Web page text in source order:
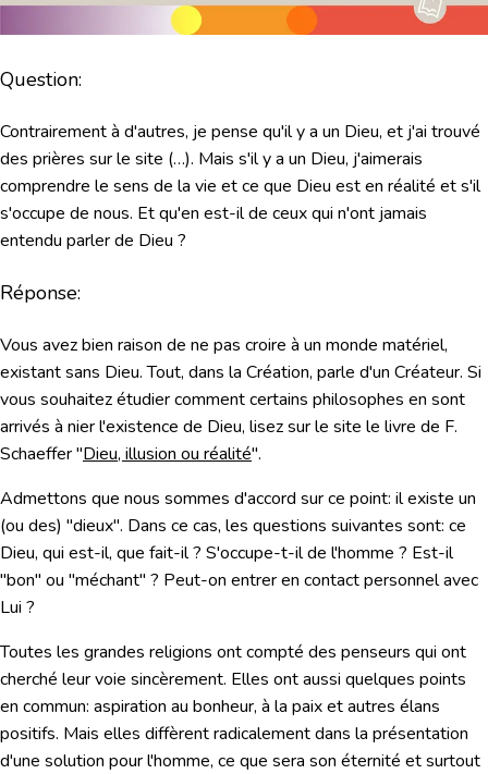
Question:
Contrairement à d'autres, je pense qu'il y a un Dieu, et j'ai trouvé
des prières sur le site (…). Mais s'il y a un Dieu, j'aimerais
comprendre le sens de la vie et ce que Dieu est en réalité et s'il
s'occupe de nous. Et qu'en est-il de ceux qui n'ont jamais
entendu parler de Dieu ?
Réponse:
Vous avez bien raison de ne pas croire à un monde matériel,
existant sans Dieu. Tout, dans la Création, parle d'un Créateur. Si
vous souhaitez étudier comment certains philosophes en sont
arrivés à nier l'existence de Dieu, lisez sur le site le livre de F.
Schaeffer "Dieu, illusion ou réalité".
Admettons que nous sommes d'accord sur ce point: il existe un
(ou des) "dieux". Dans ce cas, les questions suivantes sont: ce
Dieu, qui est-il, que fait-il ? S'occupe-t-il de l'homme ? Est-il
"bon" ou "méchant" ? Peut-on entrer en contact personnel avec
Lui ?
Toutes les grandes religions ont compté des penseurs qui ont
cherché leur voie sincèrement. Elles ont aussi quelques points
en commun: aspiration au bonheur, à la paix et autres élans
positifs. Mais elles diffèrent radicalement dans la présentation
d'une solution pour l'homme, ce que sera son éternité et surtout